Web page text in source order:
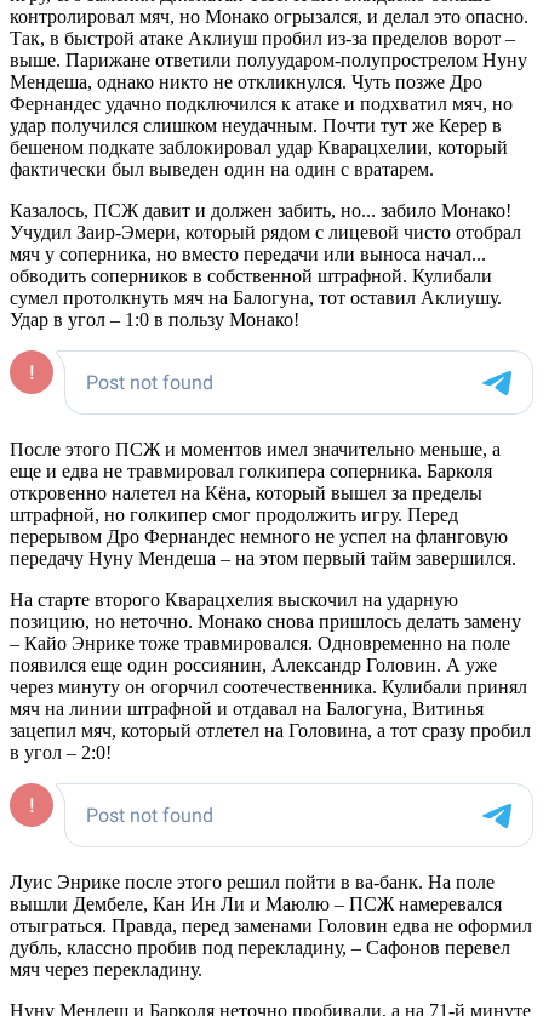
контролировал мяч, но Монако огрызался, и делал это опасно.
Так, в быстрой атаке Аклиуш пробил из-за пределов ворот –
выше. Парижане ответили полуударом-полупрострелом Нуну
Мендеша, однако никто не откликнулся. Чуть позже Дро
Фернандес удачно подключился к атаке и подхватил мяч, но
удар получился слишком неудачным. Почти тут же Керер в
бешеном подкате заблокировал удар Кварацхелии, который
фактически был выведен один на один с вратарем.
Казалось, ПСЖ давит и должен забить, но... забило Монако!
Учудил Заир-Эмери, который рядом с лицевой чисто отобрал
мяч у соперника, но вместо передачи или выноса начал...
обводить соперников в собственной штрафной. Кулибали
сумел протолкнуть мяч на Балогуна, тот оставил Аклиушу.
Удар в угол – 1:0 в пользу Монако!
После этого ПСЖ и моментов имел значительно меньше, а
еще и едва не травмировал голкипера соперника. Барколя
откровенно налетел на Кёна, который вышел за пределы
штрафной, но голкипер смог продолжить игру. Перед
перерывом Дро Фернандес немного не успел на фланговую
передачу Нуну Мендеша – на этом первый тайм завершился.
На старте второго Кварацхелия выскочил на ударную
позицию, но неточно. Монако снова пришлось делать замену
– Кайо Энрике тоже травмировался. Одновременно на поле
появился еще один россиянин, Александр Головин. А уже
через минуту он огорчил соотечественника. Кулибали принял
мяч на линии штрафной и отдавал на Балогуна, Витинья
зацепил мяч, который отлетел на Головина, а тот сразу пробил
в угол – 2:0!
Луис Энрике после этого решил пойти в ва-банк. На поле
вышли Дембеле, Кан Ин Ли и Маюлю – ПСЖ намеревался
отыграться. Правда, перед заменами Головин едва не оформил
дубль, классно пробив под перекладину, – Сафонов перевел
мяч через перекладину.
Нуну Мендеш и Барколя неточно пробивали, а на 71-й минуте